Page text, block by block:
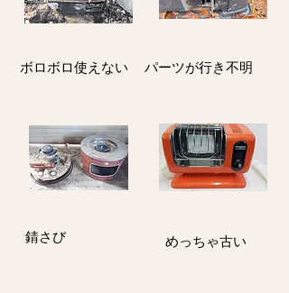
ボロボロ使えない パーツが行き不明
​錆さび ​めっちゃ古い